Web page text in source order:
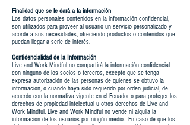
Finalidad que se le dará a la información
Los datos personales contenidos en la información confidencial,
son utilizados para proveer al usuario un servicio personalizado y
acorde a sus necesidades, ofreciendo productos o contenidos que
puedan llegar a serle de interés.
Confidencialidad de la Información
Live and Work Mindful no compartirá la información confidencial
con ninguno de los socios o terceros, excepto que se tenga
expresa autorización de las personas de quienes se obtuvo la
información, o cuando haya sido requerido por orden judicial, de
acuerdo con la normativa vigente en el Ecuador o para proteger los
derechos de propiedad intelectual u otros derechos de Live and
Work Mindful. Live and Work Mindful no vende ni alquila la
información de los usuarios por ningún medio. En caso de que los